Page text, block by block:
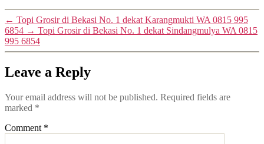
← Topi Grosir di Bekasi No. 1 dekat Karangmukti WA 0815 995
6854 → Topi Grosir di Bekasi No. 1 dekat Sindangmulya WA 0815
995 6854
Leave a Reply
Your email address will not be published. Required fields are
marked *
Comment *